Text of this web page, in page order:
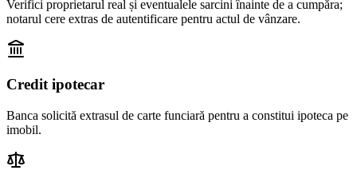
Verifici proprietarul real și eventualele sarcini înainte de a cumpăra;
notarul cere extras de autentificare pentru actul de vânzare.
Credit ipotecar
Banca solicită extrasul de carte funciară pentru a constitui ipoteca pe
imobil.